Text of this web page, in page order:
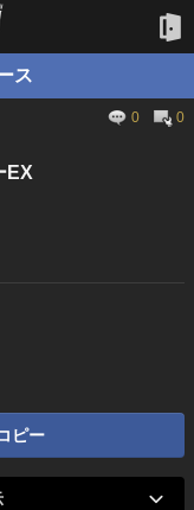
ス
0
0
EX
ピー